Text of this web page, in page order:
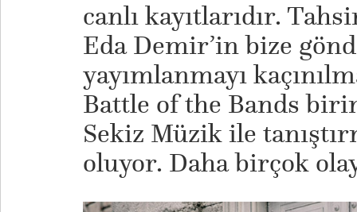
canlı kayıtlarıdır.
Eda Demir’in bize
yayımlanmayı
Battle of the Bands
Sekiz Müzik ile
oluyor. Daha birçok